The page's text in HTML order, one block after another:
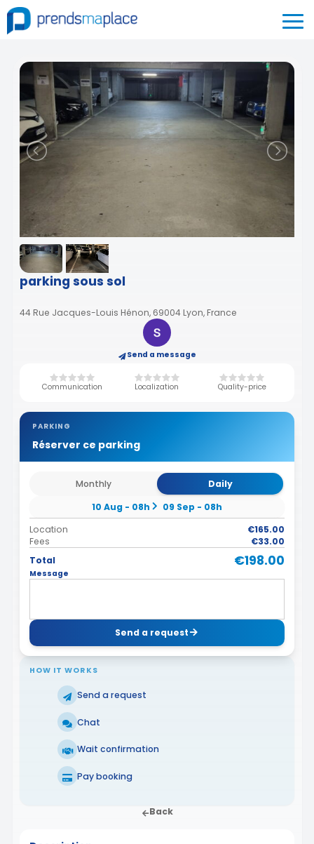
parking sous sol
44 Rue Jacques-Louis Hénon, 69004 Lyon, France
Send a message
Communication Localization Quality-price
PARKING
Réserver ce parking
Monthly
Daily
10 Aug - 08h
09 Sep - 08h
Location
€165.00
Fees
€33.00
Total
€198.00
Message
Send a request
HOW IT WORKS
Send a request
Chat
Wait confirmation
Pay booking
Back